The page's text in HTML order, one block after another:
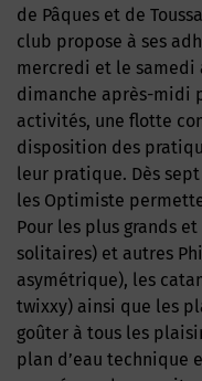
de Pâques et de
club propose à ses
mercredi et le samedi
dimanche après-midi
activités, une flotte
disposition des
leur pratique. Dès
les Optimiste
Pour les plus grands
solitaires) et autres
asymétrique), les
twixxy) ainsi que les
goûter à tous les
plan d’eau technique